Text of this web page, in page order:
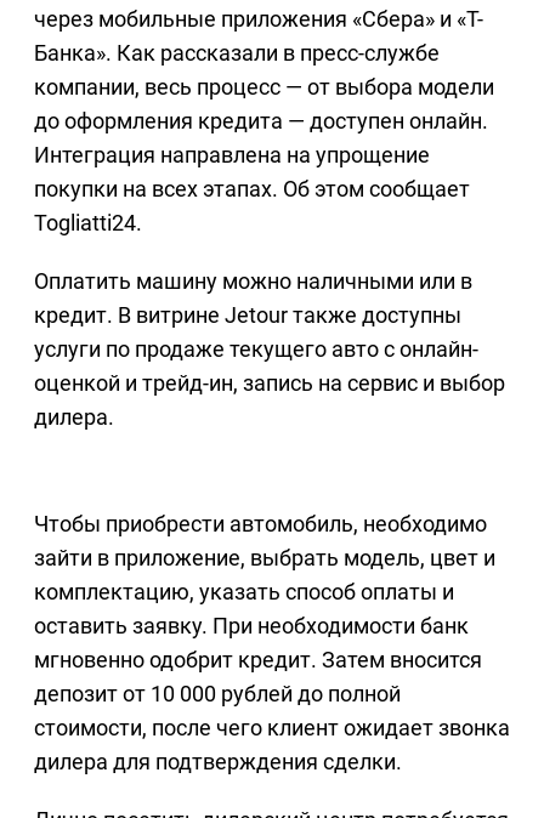
через мобильные приложения «Сбера» и «Т-
Банка». Как рассказали в пресс-службе
компании, весь процесс — от выбора модели
до оформления кредита — доступен онлайн.
Интеграция направлена на упрощение
покупки на всех этапах. Об этом сообщает
Togliatti24.
Оплатить машину можно наличными или в
кредит. В витрине Jetour также доступны
услуги по продаже текущего авто с онлайн-
оценкой и трейд-ин, запись на сервис и выбор
дилера.
Чтобы приобрести автомобиль, необходимо
зайти в приложение, выбрать модель, цвет и
комплектацию, указать способ оплаты и
оставить заявку. При необходимости банк
мгновенно одобрит кредит. Затем вносится
депозит от 10 000 рублей до полной
стоимости, после чего клиент ожидает звонка
дилера для подтверждения сделки.